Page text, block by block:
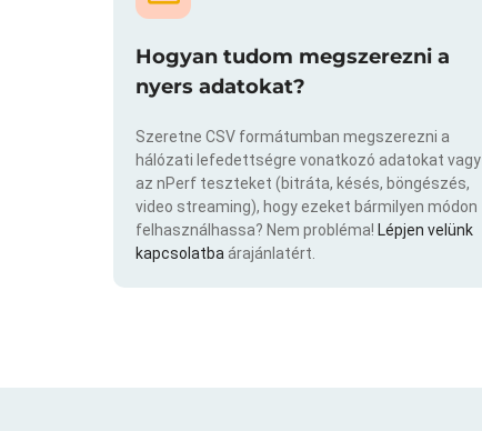
Hogyan tudom megszerezni a
nyers adatokat?
Szeretne CSV formátumban megszerezni a
hálózati lefedettségre vonatkozó adatokat vagy
az nPerf teszteket (bitráta, késés, böngészés,
video streaming), hogy ezeket bármilyen módon
felhasználhassa? Nem probléma! Lépjen velünk
kapcsolatba árajánlatért.